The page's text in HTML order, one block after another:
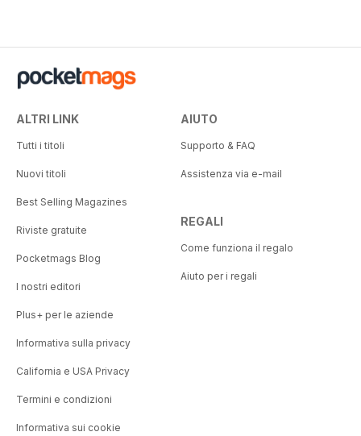
ALTRI LINK
Tutti i titoli
Nuovi titoli
Best Selling Magazines
Riviste gratuite
Pocketmags Blog
I nostri editori
Plus+ per le aziende
Informativa sulla privacy
California e USA Privacy
Termini e condizioni
Informativa sui cookie
AIUTO
Supporto & FAQ
Assistenza via e-mail
REGALI
Come funziona il regalo
Aiuto per i regali